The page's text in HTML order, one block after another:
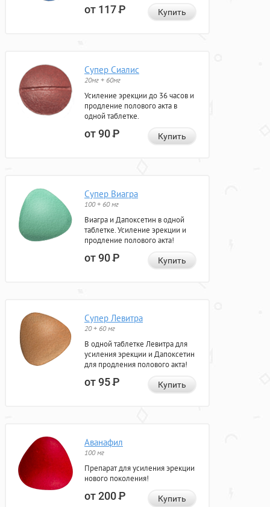
от 117Р Купить
Супер Сиалис
20мг + 60мг
Усиление эрекции до 36 часов и
продление полового акта в
одной таблетке.
от 90Р Купить
Супер Виагра
100 + 60 мг
Виагра и Дапоксетин в одной
таблетке. Усиление эрекции и
продление полового акта!
от 90Р Купить
Супер Левитра
20 + 60 мг
В одной таблетке Левитра для
усиления эрекции и Дапоксетин
для продления полового акта!
от 95Р Купить
Аванафил
100 мг
Препарат для усиления эрекции
нового поколения!
от 200Р Купить